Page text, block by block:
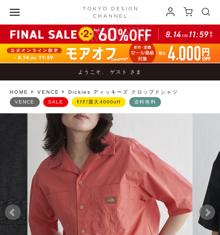
ようこそ、 ゲスト さま
HOME VENCE Dickies ディッキーズ クロップドシャツ
VENCE SALE ﾓｱｵﾌ最大4000off 送料無料